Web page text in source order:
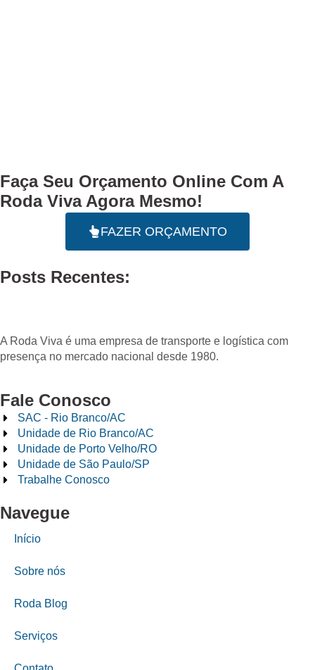
Faça Seu Orçamento Online Com A
Roda Viva Agora Mesmo!
FAZER ORÇAMENTO
Posts Recentes:
A Roda Viva é uma empresa de transporte e logística com
presença no mercado nacional desde 1980.
Fale Conosco
SAC - Rio Branco/AC
Unidade de Rio Branco/AC
Unidade de Porto Velho/RO
Unidade de São Paulo/SP
Trabalhe Conosco
Navegue
Início
Sobre nós
Roda Blog
Serviços